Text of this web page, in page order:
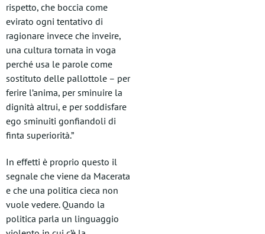
rispetto, che boccia come
evirato ogni tentativo di
ragionare invece che inveire,
una cultura tornata in voga
perché usa le parole come
sostituto delle pallottole – per
ferire l’anima, per sminuire la
dignità altrui, e per soddisfare
ego sminuiti gonfiandoli di
finta superiorità.”
In effetti è proprio questo il
segnale che viene da Macerata
e che una politica cieca non
vuole vedere. Quando la
politica parla un linguaggio